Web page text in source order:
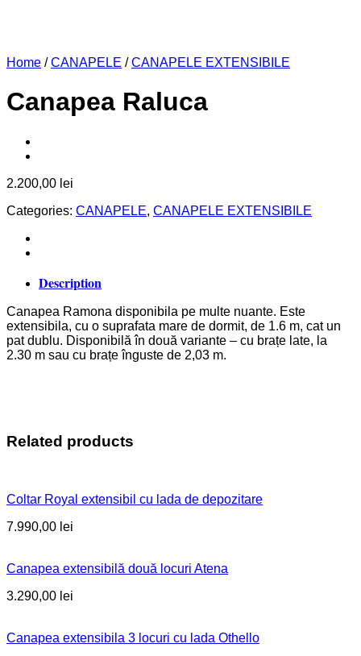
Home / CANAPELE / CANAPELE EXTENSIBILE
Canapea Raluca
2.200,00 lei
Categories: CANAPELE, CANAPELE EXTENSIBILE
Description
Canapea Ramona disponibila pe multe nuante. Este
extensibila, cu o suprafata mare de dormit, de 1.6 m, cat un
pat dublu. Disponibilă în două variante – cu brațe late, la
2.30 m sau cu brațe înguste de 2,03 m.
Related products
Coltar Royal extensibil cu lada de depozitare
7.990,00 lei
Canapea extensibilă două locuri Atena
3.290,00 lei
Canapea extensibila 3 locuri cu lada Othello